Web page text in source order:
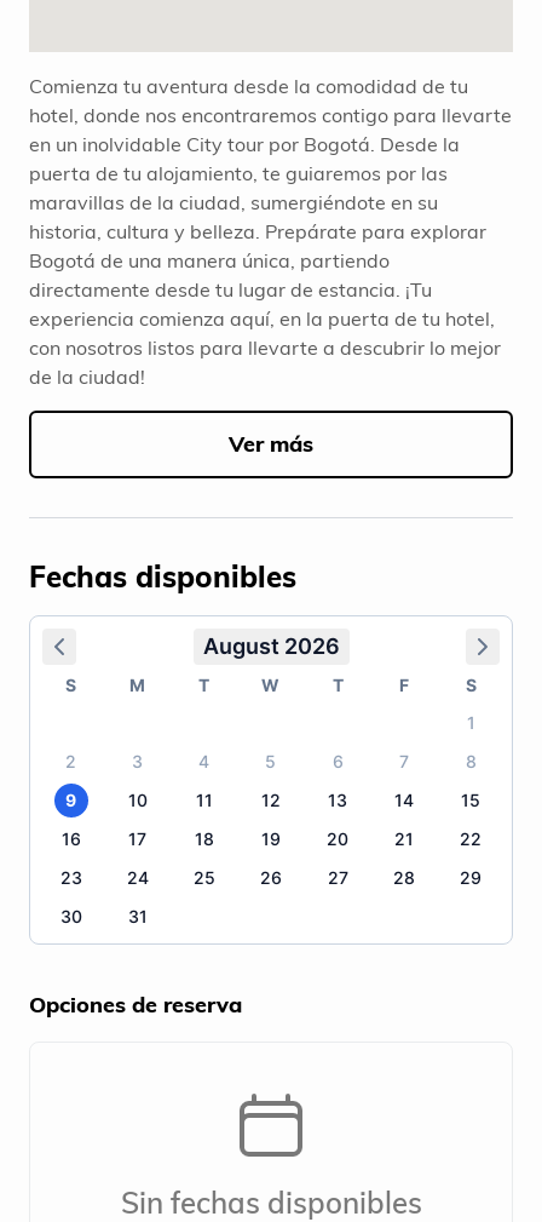
Comienza tu aventura desde la comodidad de tu
hotel, donde nos encontraremos contigo para llevarte
en un inolvidable City tour por Bogotá. Desde la
puerta de tu alojamiento, te guiaremos por las
maravillas de la ciudad, sumergiéndote en su
historia, cultura y belleza. Prepárate para explorar
Bogotá de una manera única, partiendo
directamente desde tu lugar de estancia. ¡Tu
experiencia comienza aquí, en la puerta de tu hotel,
con nosotros listos para llevarte a descubrir lo mejor
de la ciudad!
Ver más
Fechas disponibles
August 2026
S M T W T F
S
1
2
3 4 5 6 7
8
9
10 11 12 13 14
15
16
17 18 19 20 21
22
23
24 25 26 27 28
29
30
31
Opciones de reserva
Sin fechas disponibles